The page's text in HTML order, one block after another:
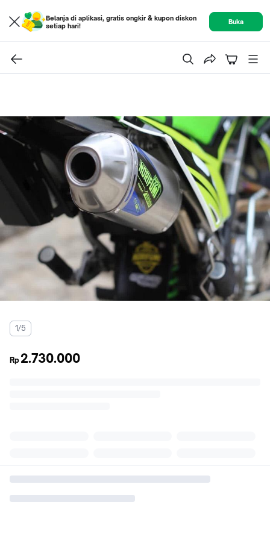
Belanja di aplikasi, gratis ongkir & kupon diskon
setiap hari!
Buka
1/5
Rp 2.730.000